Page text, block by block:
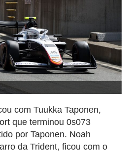
com Tuukka Taponen,
que terminou 0s073
por Taponen. Noah
da Trident, ficou com o